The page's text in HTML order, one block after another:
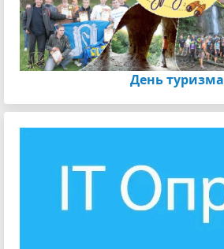
День туризма